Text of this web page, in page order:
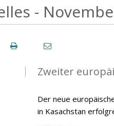
-
Zweiter
Der neue
in Kasachstan